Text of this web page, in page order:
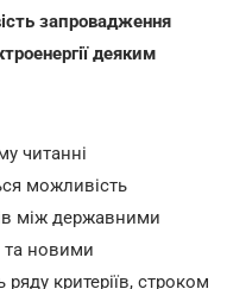
запровадження
деяким
читанні
можливість
між державними
та новими
критеріїв, строком